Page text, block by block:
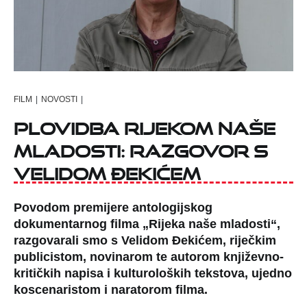
FILM | NOVOSTI |
Plovidba Rijekom naše
mladosti: razgovor s
Velidom Đekićem
Povodom premijere antologijskog
dokumentarnog filma „Rijeka naše mladosti“,
razgovarali smo s Velidom Đekićem, riječkim
publicistom, novinarom te autorom književno-
kritičkih napisa i kulturoloških tekstova, ujedno
koscenaristom i naratorom filma.